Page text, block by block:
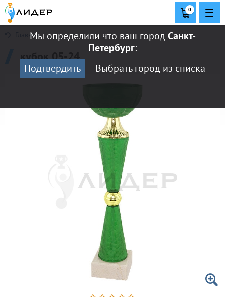
Мы определили что ваш городСанкт-
Петербург:
Подтвердить
Выбрать город из списка
0
Главная
кубок 05-24